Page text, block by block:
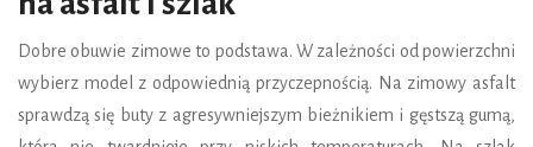
Dobre obuwie zimowe to podstawa. W zależności od powierzchni
wybierz model z odpowiednią przyczepnością. Na zimowy asfalt
sprawdzą się buty z agresywniejszym bieżnikiem i gęstszą gumą,